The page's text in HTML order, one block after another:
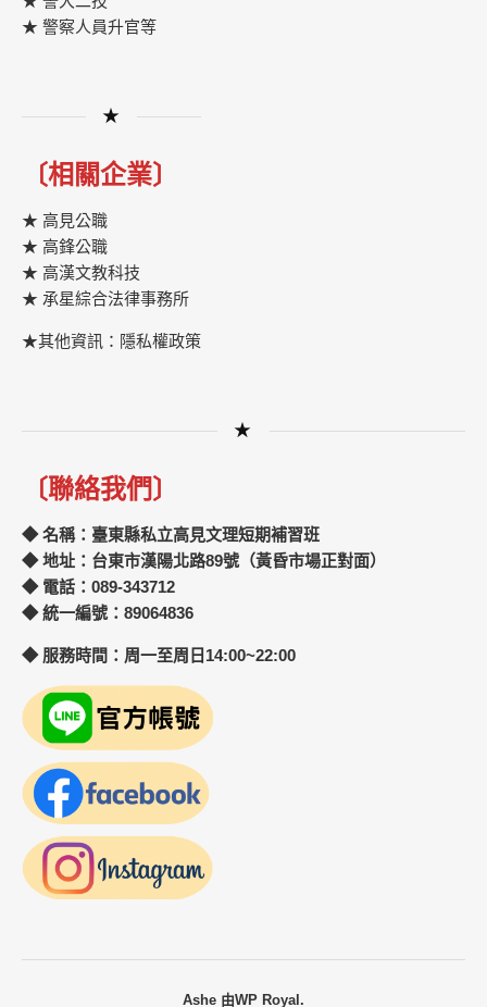
★ 警察人員升官等
★
〔相關企業〕
★ 高見公職
★ 高鋒公職
★ 高漢文教科技
★ 承星綜合法律事務所
★其他資訊：隱私權政策
★
〔聯絡我們〕
◆ 名稱：臺東縣私立高見文理短期補習班
◆ 地址：台東市漢陽北路89號（黃昏市場正對面）
◆ 電話：089-343712
◆ 統一編號：89064836
◆ 服務時間：周一至周日14:00~22:00
Ashe 由WP Royal.